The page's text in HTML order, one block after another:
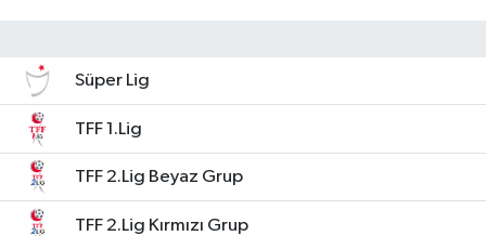
Süper Lig
TFF 1.Lig
TFF 2.Lig Beyaz Grup
TFF 2.Lig Kırmızı Grup